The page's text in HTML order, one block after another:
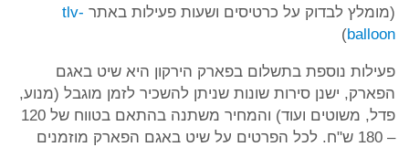
(מומלץ לבדוק על כרטיסים ושעות פעילות באתר tlv-
balloon
)
פעילות נוספת בתשלום בפארק הירקון היא שיט באגם
הפארק, ישנן סירות שונות שניתן להשכיר לזמן מוגבל (מנוע,
פדל, משוטים ועוד) והמחיר משתנה בהתאם בטווח של 120
– 180 ש"ח. לכל הפרטים על שיט באגם הפארק מוזמנים